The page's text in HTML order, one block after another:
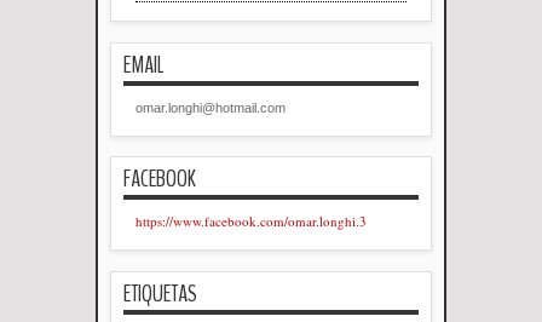
EMAIL
omar.longhi@hotmail.com
FACEBOOK
https://www.facebook.com/omar.longhi.3
ETIQUETAS